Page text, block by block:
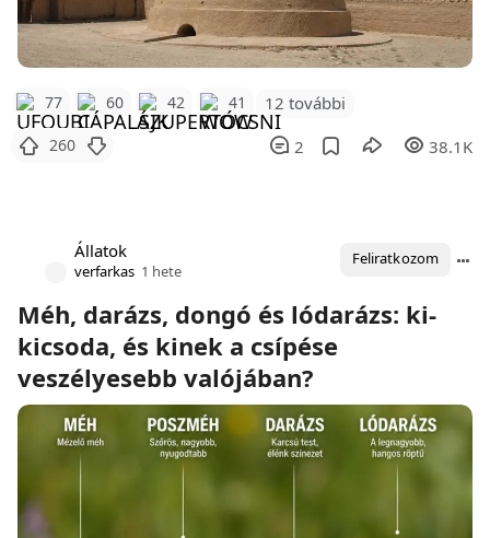
77 60 42 41 12 további
260 2 38.1K
Állatok
verfarkas 1 hete
Feliratkozom
Méh, darázs, dongó és lódarázs: ki-
kicsoda, és kinek a csípése
veszélyesebb valójában?